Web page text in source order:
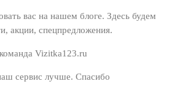
вас на нашем блоге. Здесь будем
акции, спецпредложения.
Vizitka123.ru
сервис лучше. Спасибо